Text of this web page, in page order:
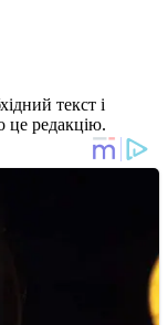
текст і
це редакцію.